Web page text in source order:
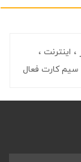
اینترنت
سیم کارت فعال